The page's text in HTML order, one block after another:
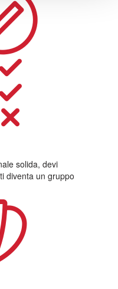
solida, devi
diventa un gruppo